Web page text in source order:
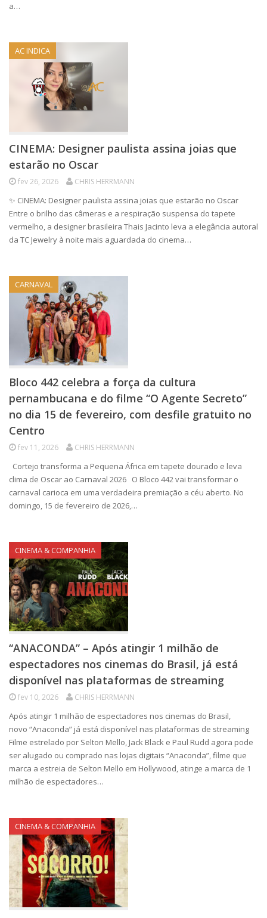
a…
AC INDICA
CINEMA: Designer paulista assina joias que
estarão no Oscar
fev 26, 2026 CHRIS HERRMANN
✨ CINEMA: Designer paulista assina joias que estarão no Oscar
Entre o brilho das câmeras e a respiração suspensa do tapete
vermelho, a designer brasileira Thais Jacinto leva a elegância autoral
da TC Jewelry à noite mais aguardada do cinema…
CARNAVAL
Bloco 442 celebra a força da cultura
pernambucana e do filme “O Agente Secreto”
no dia 15 de fevereiro, com desfile gratuito no
Centro
fev 11, 2026 CHRIS HERRMANN
Cortejo transforma a Pequena África em tapete dourado e leva
clima de Oscar ao Carnaval 2026 O Bloco 442 vai transformar o
carnaval carioca em uma verdadeira premiação a céu aberto. No
domingo, 15 de fevereiro de 2026,…
CINEMA & COMPANHIA
“ANACONDA” – Após atingir 1 milhão de
espectadores nos cinemas do Brasil, já está
disponível nas plataformas de streaming
fev 10, 2026 CHRIS HERRMANN
Após atingir 1 milhão de espectadores nos cinemas do Brasil,
novo “Anaconda” já está disponível nas plataformas de streaming
Filme estrelado por Selton Mello, Jack Black e Paul Rudd agora pode
ser alugado ou comprado nas lojas digitais “Anaconda”, filme que
marca a estreia de Selton Mello em Hollywood, atinge a marca de 1
milhão de espectadores…
CINEMA & COMPANHIA